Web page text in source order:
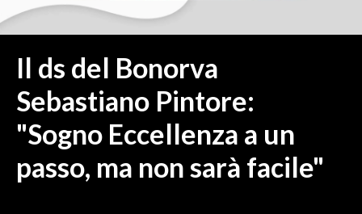
AGENDA
ITALIA
MONDO
POLITICA
ECONOMIA
Il ds del Bonorva
Sebastiano Pintore:
"Sogno Eccellenza a un
passo, ma non sarà facile"